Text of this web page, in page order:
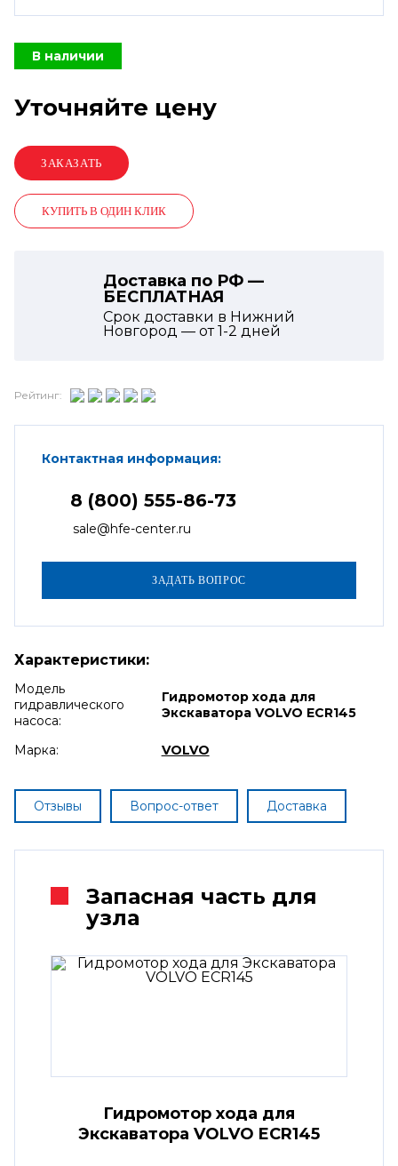
В наличии
Уточняйте цену
КУПИТЬ В ОДИН КЛИК
Доставка по РФ —
БЕСПЛАТНАЯ
Срок доставки в Нижний
Новгород — от1-2 дней
Рейтинг:
Контактная информация:
8 (800) 555-86-73
sale@hfe-center.ru
Характеристики:
Модель
гидравлического
насоса:
Гидромотор хода для
Экскаватора VOLVO ECR145
Марка: VOLVO
Отзывы Вопрос-ответ Доставка
Запасная часть для
узла
Гидромотор хода для
Экскаватора VOLVO ECR145